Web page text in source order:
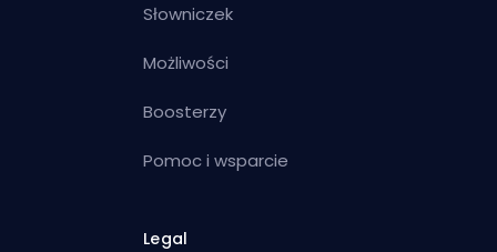
Słowniczek
Możliwości
Boosterzy
Pomoc i wsparcie
Legal